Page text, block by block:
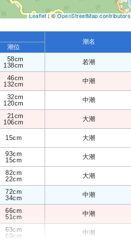
Leaflet| ©OpenStreetMap contributors
潮名
潮位
58cm
138cm
若潮
46cm
132cm
中潮
32cm
120cm
中潮
21cm
106cm
大潮
15cm 大潮
93cm
15cm
大潮
82cm
22cm
大潮
72cm
34cm
中潮
66cm
51cm
中潮
63cm
69cm
中潮